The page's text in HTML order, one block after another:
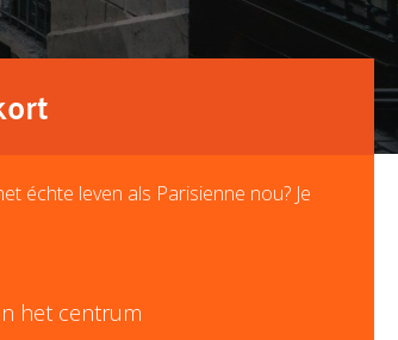
échte leven als Parisienne nou? Je
het centrum